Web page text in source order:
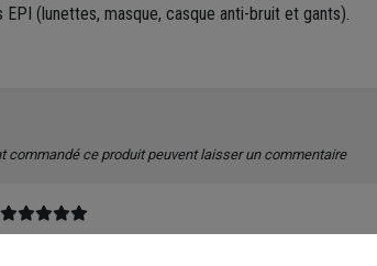
(lunettes, masque, casque anti-bruit et gants).
commandé ce produit peuvent laisser un commentaire